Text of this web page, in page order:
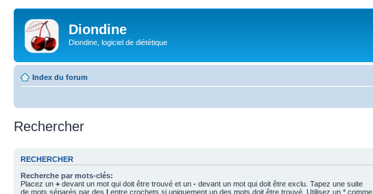
Diondine
Diondine, logiciel de diététique
Index du forum
Rechercher
RECHERCHER
Recherche par mots-clés:
Placez un + devant un mot qui doit être trouvé et un - devant un mot qui doit être exclu. Tapez une suite
de mots séparés par des | entre crochets si uniquement un des mots doit être trouvé. Utilisez un * comme